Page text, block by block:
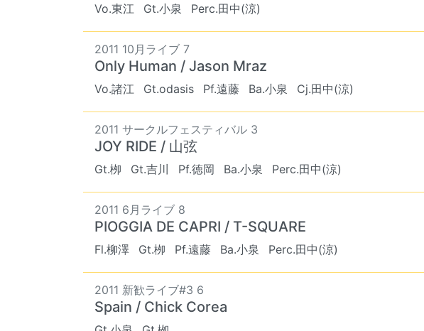
Vo.東江 Gt.小泉 Perc.田中(涼)
2011 10月ライブ 7
Only Human / Jason Mraz
Vo.諸江 Gt.odasis Pf.遠藤 Ba.小泉 Cj.田中(涼)
2011 サークルフェスティバル 3
JOY RIDE / 山弦
Gt.栁 Gt.吉川 Pf.徳岡 Ba.小泉 Perc.田中(涼)
2011 6月ライブ 8
PIOGGIA DE CAPRI / T-SQUARE
Fl.柳澤 Gt.栁 Pf.遠藤 Ba.小泉 Perc.田中(涼)
2011 新歓ライブ#3 6
Spain / Chick Corea